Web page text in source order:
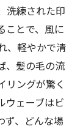
然なボリ
工夫
続性を高
の楽しみ
洗練された印
ことで、風に
、軽やかで清
、髪の毛の流
リングが驚く
ウェーブはビ
ず、どんな場